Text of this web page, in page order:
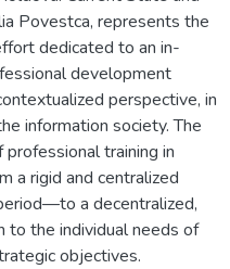
Povestca, represents the
dedicated to an in-
development
perspective, in
information society. The
training in
a rigid and centralized
a decentralized,
the individual needs of
objectives.